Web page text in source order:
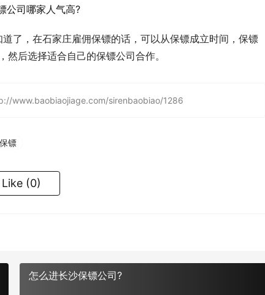
了，在石家庄雇佣保镖的话，可以从保镖成立时间，保镖
后选择适合自己的保镖公司合作。
www.baobiaojiage.com/sirenbaobiao/1286
镖
(0)
怎么进长沙保镖公司?